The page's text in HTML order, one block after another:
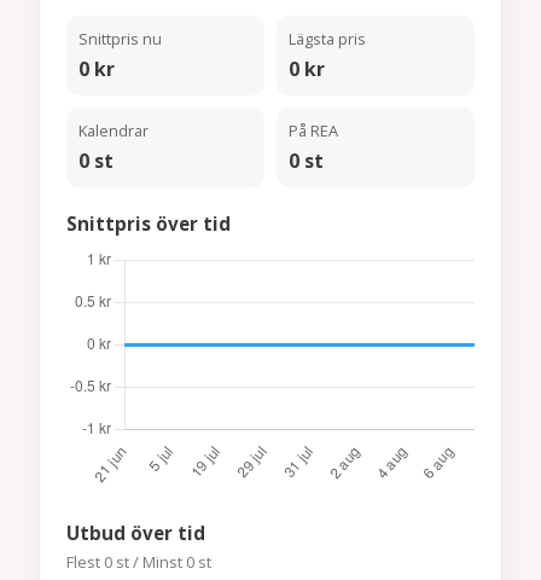
Snittpris nu
0 kr
Lägsta pris
0 kr
Kalendrar
0 st
På REA
0 st
Snittpris över tid
Utbud över tid
Flest 0 st / Minst 0 st